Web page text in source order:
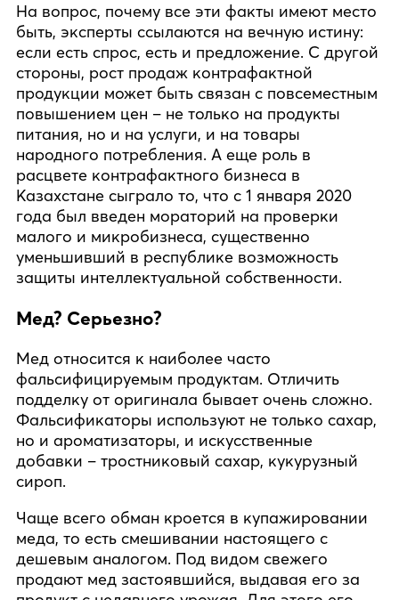
На вопрос, почему все эти факты имеют место
быть, эксперты ссылаются на вечную истину:
если есть спрос, есть и предложение. С другой
стороны, рост продаж контрафактной
продукции может быть связан с повсеместным
повышением цен – не только на продукты
питания, но и на услуги, и на товары
народного потребления. А еще роль в
расцвете контрафактного бизнеса в
Казахстане сыграло то, что с 1 января 2020
года был введен мораторий на проверки
малого и микробизнеса, существенно
уменьшивший в республике возможность
защиты интеллектуальной собственности.
Мед? Серьезно?
Мед относится к наиболее часто
фальсифицируемым продуктам. Отличить
подделку от оригинала бывает очень сложно.
Фальсификаторы используют не только сахар,
но и ароматизаторы, и искусственные
добавки – тростниковый сахар, кукурузный
сироп.
Чаще всего обман кроется в купажировании
меда, то есть смешивании настоящего с
дешевым аналогом. Под видом свежего
продают мед застоявшийся, выдавая его за